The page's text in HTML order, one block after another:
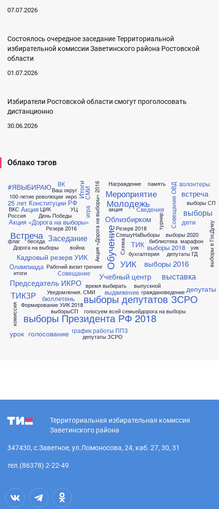
07.07.2026
Состоялось очередное заседание Территориальной
избирательной комиссии Заветинского района Ростовской
области
01.07.2026
Избиратели Ростовской области смогут проголосовать
дистанционно
30.06.2026
Облако тэгов
#ЯВЫБИРАЮ
100-летие революции
25 лет Конституции РФ
Акция
Акция «Дорога на выборы»
Акция «Дорога на выборы» 2016
ВК
ВКС
Ваш округ
Встреча
День Победы
Дорога на выборы
Заседание
Итоги
Кадровый резерв УИК
Мероприятие
Молодежь
Награждение
Облизбирком
Обучение
Олимпиада
Председатель ИКРО
Рабочий визит
Резерв 2016 Резерв 2018
Россия
СМИ
Сведения
Совещание
Совещание ОВД
СпешуНаВыборы
Схема ТИК
ТИКЗР
УИК
УЦ
Уведомления. СМИ
Учебный центр
Формирование УИК 2018
ЦИК акция
беседа
библиотека
бухгалтерия
бюллетень
война
волонтеры
время выбирать
встреча
выборы
выборы 2016
выборы 2018
выборы 2020
выборы Президента РФ 2018
выборы СП
выборы в ГосДуму
выборы депутатов ЗСРО
выборыСП
выдвижение
выпускной
выставка
голосование
голосуем всей семьей
граждановедение
график работы ППЗ
депутаты
депутаты ГД
депутаты ЗСРО
дети
дорога на выборы
игра
икро
итоги
комиссия
марафон
память
тренинг
турнир
уик
урок
флаг
Территориальная избирательная комиссия
Заветинского района
347430, с.Заветное, ул.Ломоносова, 24, каб. 27, 30, 31
тел.(86378) 2-22-49